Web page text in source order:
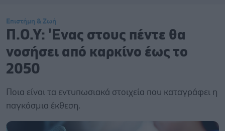
Επιστήμη & Ζωή
Π.Ο.Υ: 'Ενας στους πέντε θα
νοσήσει από καρκίνο έως το
2050
Ποια είναι τα εντυπωσιακά στοιχεία που καταγράφει η
παγκόσμια έκθεση.